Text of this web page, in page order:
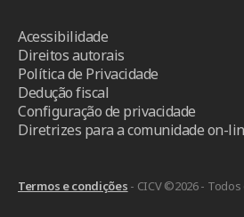
Acessibilidade
Direitos autorais
Política de Privacidade
Dedução fiscal
Configuração de privacidade
Diretrizes para a comunidade on-
Termos e condições - CICV ©2026 -